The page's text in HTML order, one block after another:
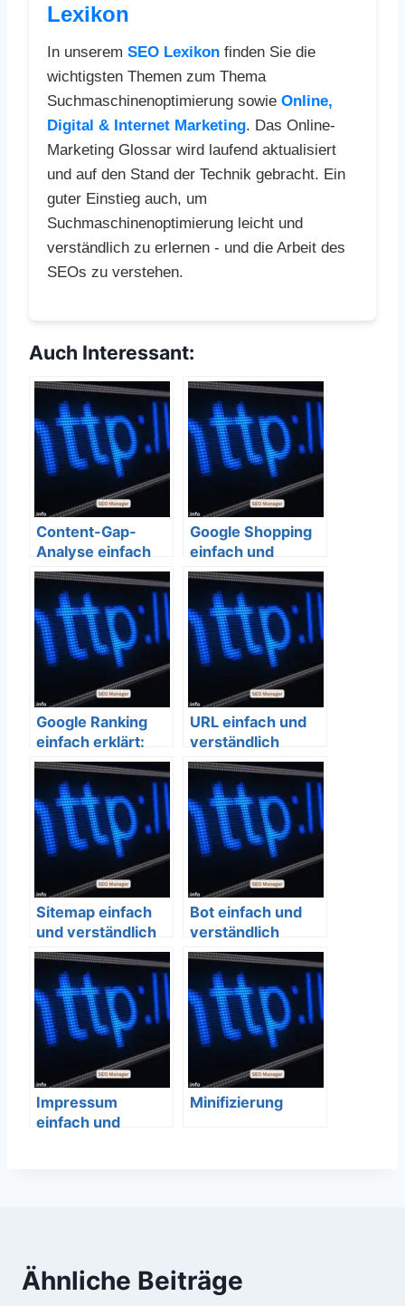
Lexikon
In unserem SEO Lexikon finden Sie die
wichtigsten Themen zum Thema
Suchmaschinenoptimierung sowie Online,
Digital & Internet Marketing. Das Online-
Marketing Glossar wird laufend aktualisiert
und auf den Stand der Technik gebracht. Ein
guter Einstieg auch, um
Suchmaschinenoptimierung leicht und
verständlich zu erlernen - und die Arbeit des
SEOs zu verstehen.
Auch Interessant:
Content-Gap-
Analyse einfach
und verständlich
erklärt – SEO
Bedeutung
Google Shopping
einfach und
verständlich
erklärt – SEO
Bedeutung
Google Ranking
einfach erklärt:
Der ultimative
SEO-Leitfaden
2026
URL einfach und
verständlich
erklärt – SEO
Bedeutung
Sitemap einfach
und verständlich
erklärt – SEO
Bedeutung
Bot einfach und
verständlich
erklärt – SEO
Bedeutung
Impressum
einfach und
Minifizierung
Ähnliche Beiträge